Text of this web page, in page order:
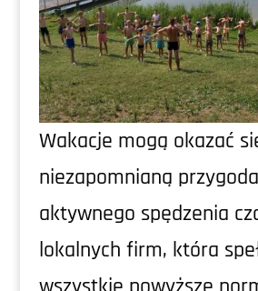
Wakacje mogą okazać
niezapomnianą
aktywnego spędzenia
lokalnych firm, która